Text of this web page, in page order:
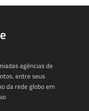
agências de
entre seus
da rede globo em